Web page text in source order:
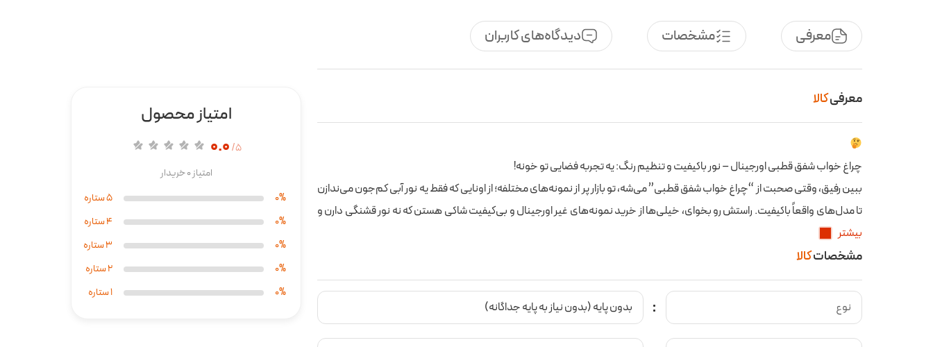
معرفی مشخصات دیدگاه‌های کاربران
معرفیکالا
چراغ خواب شفق قطبی اورجینال – نور باکیفیت و تنظیم رنگ: یه تجربه فضایی تو خونه!
ببین رفیق، وقتی صحبت از “چراغ خواب شفق قطبی” می‌شه، تو بازار پر از نمونه‌های مختلفه؛ از اونایی که فقط یه نور آبی کم‌جون می‌ندازن
تا مدل‌های واقعاً باکیفیت. راستش رو بخوای، خیلی‌ها از خرید نمونه‌های غیر اورجینال و بی‌کیفیت شاکی هستن که نه نور قشنگی دارن و
نه حس واقعی شفق قطبی رو می‌دن. اما این مدلی که الان می‌خوایم در موردش صحبت کنیم، فرق داره!
خیالت راحت، اینجا با یه محصول اورجینال طرفی که هدفش اینه که یه تیکه از آسمون شب رو با همه اون رنگ‌های جادویی شفق قطبی،
بیاره تو اتاق خودت. نگران نباش که یه نور بی‌روح و تکراری ببینی؛ این چراغ خواب واقعاً می‌تونه حال و هوای اتاقت رو عوض کنه و یه فضای
آرامش‌بخش و رویایی بسازه که هر کسی رو محو خودش می‌کنه.
بیشتر
مشخصاتکالا
نوع بدون پایه (بدون نیاز به پایه جداگانه)
امتیاز محصول
5/
امتیاز 0 خریدار
5 ستاره
0%
4 ستاره
0%
3 ستاره
0%
2 ستاره
0%
1 ستاره
0%